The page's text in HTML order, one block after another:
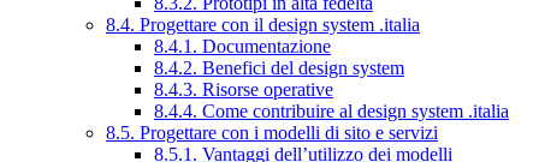
8.4. Progettare con il design system .italia
8.4.1. Documentazione
8.4.2. Benefici del design system
8.4.3. Risorse operative
8.4.4. Come contribuire al design system .italia
8.5. Progettare con i modelli di sito e servizi
8.5.1. Vantaggi dell’utilizzo dei modelli